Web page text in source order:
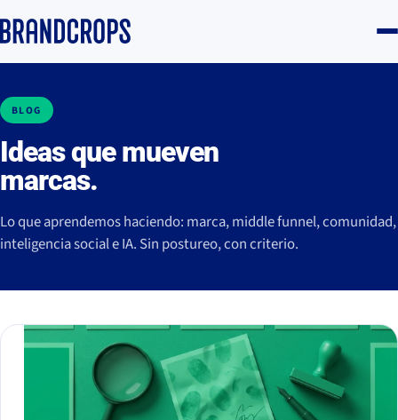
BLOG
Ideas que mueven
marcas.
Lo que aprendemos haciendo: marca, middle funnel, comunidad,
inteligencia social e IA. Sin postureo, con criterio.